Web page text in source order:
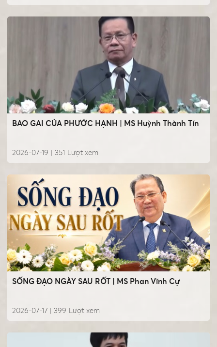
BAO GAI CỦA PHƯỚC HẠNH | MS Huỳnh Thành Tín
2026-07-19 | Lượt xem
351
SỐNG ĐẠO NGÀY SAU RỐT | MS Phan Vĩnh Cự
2026-07-17 | Lượt xem
399